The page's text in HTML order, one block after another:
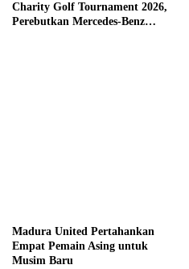
Charity Golf Tournament 2026,
Perebutkan Mercedes-Benz
Madura United Pertahankan
Empat Pemain Asing untuk
Musim Baru